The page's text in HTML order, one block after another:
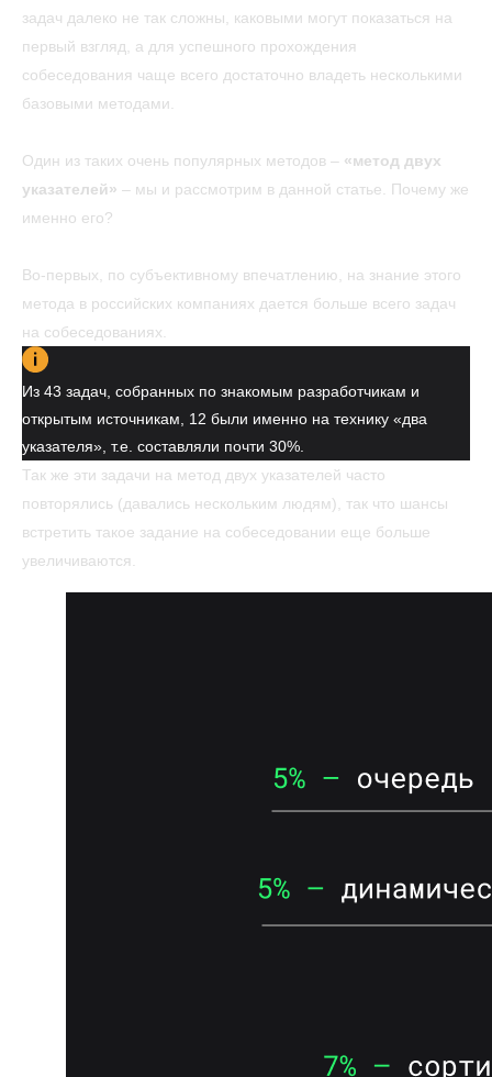
задач далеко не так сложны, каковыми могут показаться на
первый взгляд, а для успешного прохождения
собеседования чаще всего достаточно владеть несколькими
базовыми методами.
Один из таких очень популярных методов – «метод двух
указателей» – мы и рассмотрим в данной статье. Почему же
именно его?
Во-первых, по субъективному впечатлению, на знание этого
метода в российских компаниях дается больше всего задач
на собеседованиях.
Из 43 задач, собранных по знакомым разработчикам и
открытым источникам, 12 были именно на технику «два
указателя», т.е. составляли почти 30%.
Так же эти задачи на метод двух указателей часто
повторялись (давались нескольким людям), так что шансы
встретить такое задание на собеседовании еще больше
увеличиваются.